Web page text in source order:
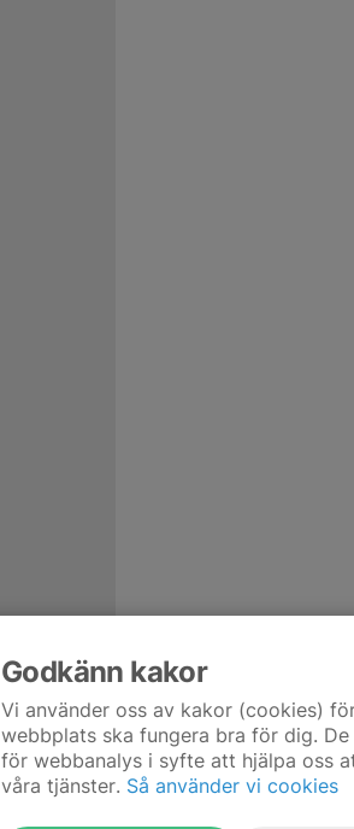
Godkänn kakor
Vi använder oss av kakor (cookies)
webbplats ska fungera bra för dig. De
för webbanalys i syfte att hjälpa oss
våra tjänster. Så använder vi cookies